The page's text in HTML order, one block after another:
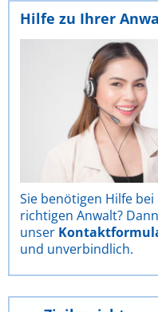
Hilfe zu Ihrer
Sie benötigen Hilfe
richtigen Anwalt?
unser
und unverbindlich.